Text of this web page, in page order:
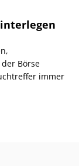
Börse
immer